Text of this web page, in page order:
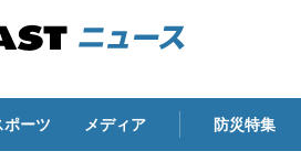
ポーツ メディア 防災特集